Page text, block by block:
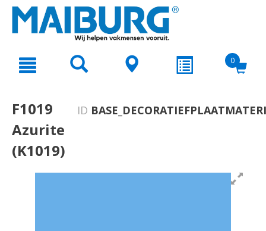
text.skipToNavigation
0
F1019
Azurite
(K1019)
ID